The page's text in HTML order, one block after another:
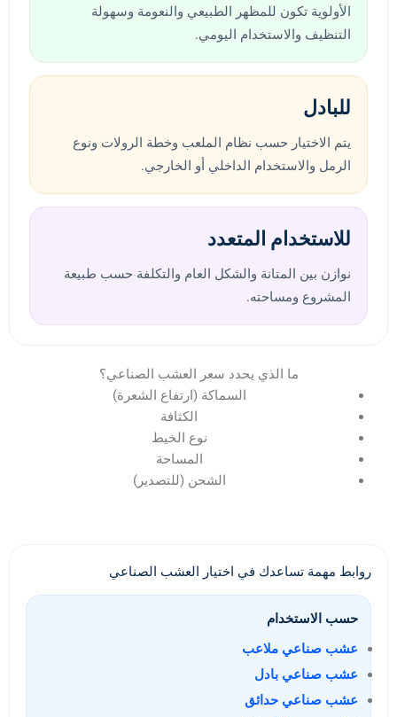
الأولوية تكون للمظهر الطبيعي والنعومة وسهولة
التنظيف والاستخدام اليومي.
للبادل
يتم الاختيار حسب نظام الملعب وخطة الرولات ونوع
الرمل والاستخدام الداخلي أو الخارجي.
للاستخدام المتعدد
نوازن بين المتانة والشكل العام والتكلفة حسب طبيعة
المشروع ومساحته.
ما الذي يحدد سعر العشب الصناعي؟
السماكة (ارتفاع الشعرة)
الكثافة
نوع الخيط
المساحة
الشحن (للتصدير)
روابط مهمة تساعدك في اختيار العشب الصناعي
حسب الاستخدام
عشب صناعي ملاعب
عشب صناعي بادل
عشب صناعي حدائق